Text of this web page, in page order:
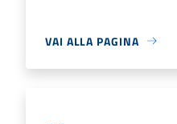
VAI ALLA PAGINA